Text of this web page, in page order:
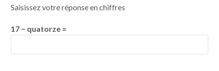
Saisissez votre réponse en chiffres
17 − quatorze =